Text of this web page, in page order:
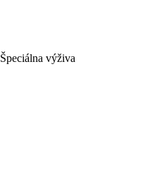
Špeciálna výživa